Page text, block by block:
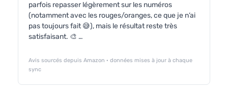
parfois repasser légèrement sur les numéros
(notamment avec les rouges/oranges, ce que je n’ai
pas toujours fait 😅), mais le résultat reste très
satisfaisant. 🎨 …
Avis sourcés depuis Amazon · données mises à jour à chaque
sync